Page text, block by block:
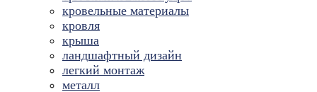
кровельные материалы
кровля
крыша
ландшафтный дизайн
легкий монтаж
металл